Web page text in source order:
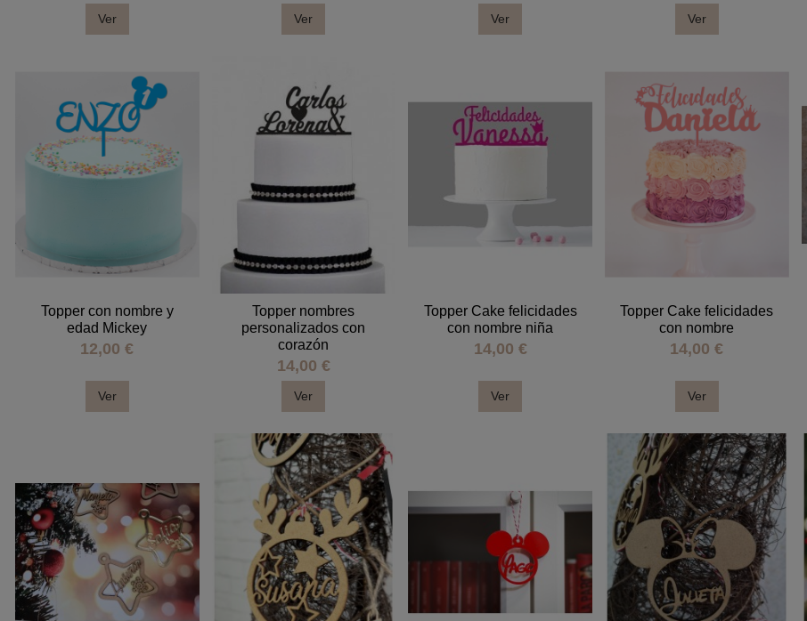
Ver Ver Ver Ver
Topper con nombre y
edad Mickey
12,00 €
Ver
Topper nombres
personalizados con
corazón
14,00 €
Ver
Topper Cake felicidades
con nombre niña
14,00 €
Ver
Topper Cake felicidades
con nombre
14,00 €
Ver